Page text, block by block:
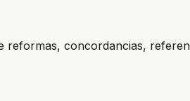
reformas, concordancias,